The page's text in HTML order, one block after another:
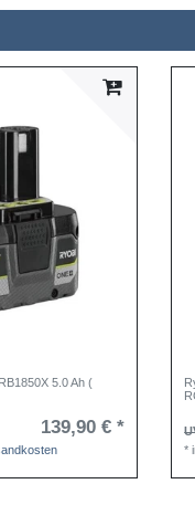
5.0 Ah (
139,90 € *
*